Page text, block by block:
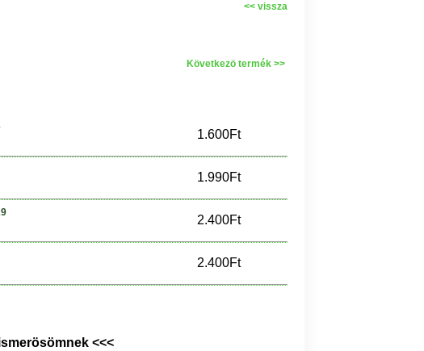
<< vissza
Következö termék >>
1.600Ft
1.990Ft
2.400Ft
2.400Ft
<<<